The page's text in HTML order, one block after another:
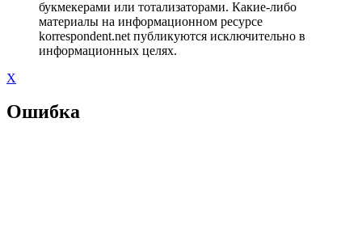
букмекерами или тотализаторами. Какие-либо
материалы на информационном ресурсе
korrespondent.net публикуются исключительно в
информационных целях.
X
Ошибка